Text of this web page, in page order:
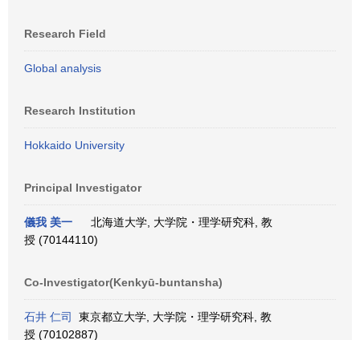
Research Field
Global analysis
Research Institution
Hokkaido University
Principal Investigator
儀我 美一
北海道大学, 大学院・理学研究科, 教
授 (70144110)
Co-Investigator(Kenkyū-buntansha)
石井 仁司
東京都立大学, 大学院・理学研究科, 教
授 (70102887)